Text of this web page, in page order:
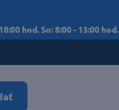
hod. So: 8:00 - 13:00 hod.